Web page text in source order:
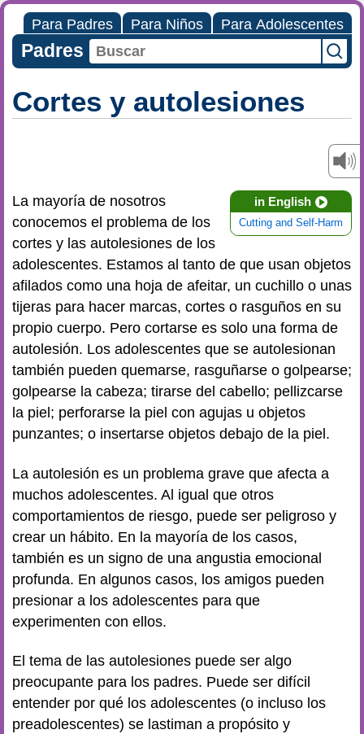
Para Padres Para Niños Para Adolescentes
Padres
Cortes y autolesiones
in English
Cutting and Self-Harm
La mayoría de nosotros
conocemos el problema de los
cortes y las autolesiones de los
adolescentes. Estamos al tanto de que usan objetos
afilados como una hoja de afeitar, un cuchillo o unas
tijeras para hacer marcas, cortes o rasguños en su
propio cuerpo. Pero cortarse es solo una forma de
autolesión. Los adolescentes que se autolesionan
también pueden quemarse, rasguñarse o golpearse;
golpearse la cabeza; tirarse del cabello; pellizcarse
la piel; perforarse la piel con agujas u objetos
punzantes; o insertarse objetos debajo de la piel.
La autolesión es un problema grave que afecta a
muchos adolescentes. Al igual que otros
comportamientos de riesgo, puede ser peligroso y
crear un hábito. En la mayoría de los casos,
también es un signo de una angustia emocional
profunda. En algunos casos, los amigos pueden
presionar a los adolescentes para que
experimenten con ellos.
El tema de las autolesiones puede ser algo
preocupante para los padres. Puede ser difícil
entender por qué los adolescentes (o incluso los
preadolescentes) se lastiman a propósito y